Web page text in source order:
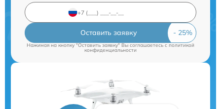
Оставить заявку
Нажимая на кнопку "Оставить заявку" Вы соглашаетесь cполитикой
конфиденциальности